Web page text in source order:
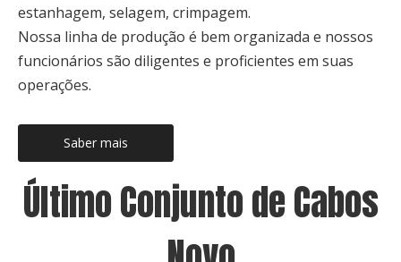
estanhagem, selagem, crimpagem.
Nossa linha de produção é bem organizada e nossos
funcionários são diligentes e proficientes em suas
operações.
Saber mais
Último Conjunto de Cabos